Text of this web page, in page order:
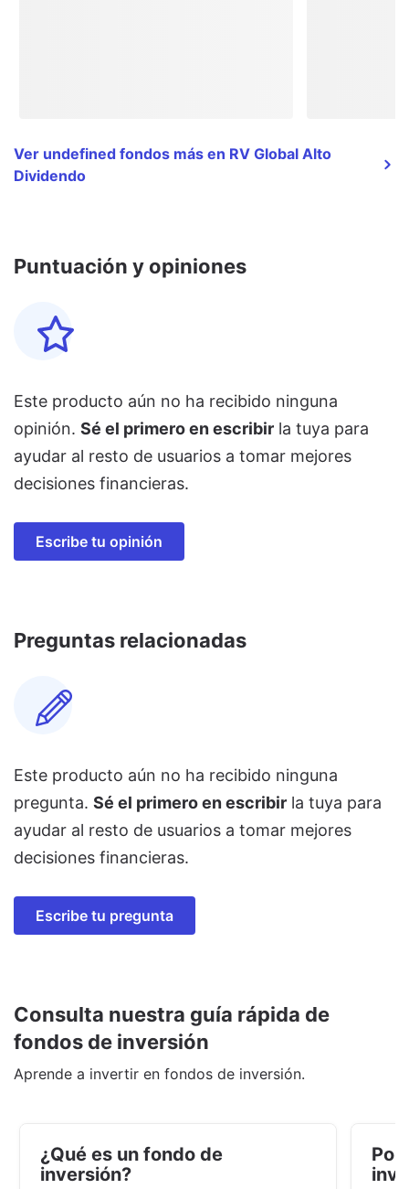
Ver undefined fondos más en RV Global Alto
Dividendo
Puntuación y opiniones
Este producto aún no ha recibido ninguna
opinión. Sé el primero en escribir la tuya para
ayudar al resto de usuarios a tomar mejores
decisiones financieras.
Escribe tu opinión
Preguntas relacionadas
Este producto aún no ha recibido ninguna
pregunta. Sé el primero en escribir la tuya para
ayudar al resto de usuarios a tomar mejores
decisiones financieras.
Escribe tu pregunta
Consulta nuestra guía rápida de
fondos de inversión
Aprende a invertir en fondos de inversión.
¿Qué es un fondo de
inversión?
Por